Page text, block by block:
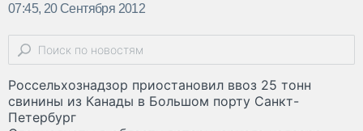
07:45, 20 Сентября 2012
Россельхознадзор приостановил ввоз 25 тонн
свинины из Канады в Большом порту Санкт-
Петербург